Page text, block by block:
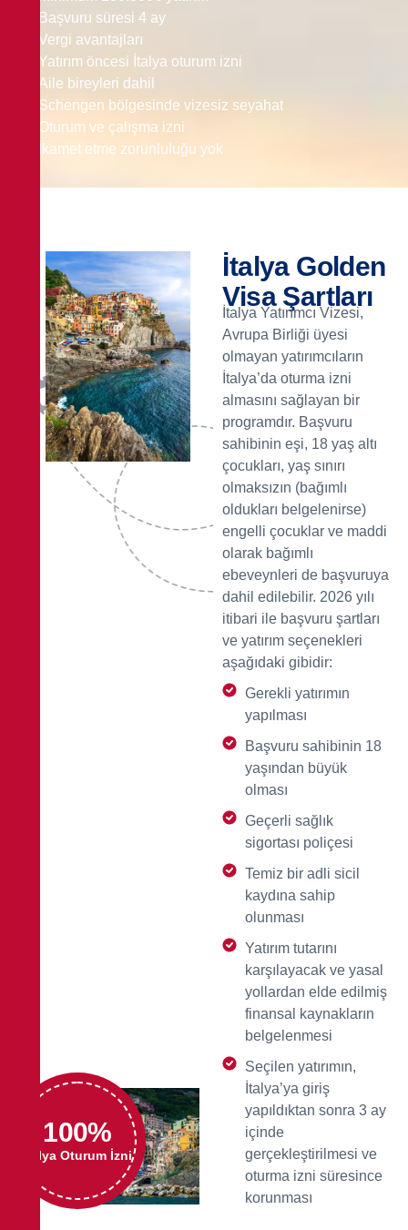
Başvuru süresi 4 ay
Vergi avantajları
Yatırım öncesi İtalya oturum izni
Aile bireyleri dahil
Schengen bölgesinde vizesiz seyahat
Oturum ve çalışma izni
İkamet etme zorunluluğu yok
İtalya Oturum İzni
100%
İtalya Golden
Visa Şartları
İtalya Yatırımcı Vizesi,
Avrupa Birliği üyesi
olmayan yatırımcıların
İtalya’da oturma izni
almasını sağlayan bir
programdır. Başvuru
sahibinin eşi, 18 yaş altı
çocukları, yaş sınırı
olmaksızın (bağımlı
oldukları belgelenirse)
engelli çocuklar ve maddi
olarak bağımlı
ebeveynleri de başvuruya
dahil edilebilir. 2026 yılı
itibari ile başvuru şartları
ve yatırım seçenekleri
aşağıdaki gibidir:
Gerekli yatırımın
yapılması
Başvuru sahibinin 18
yaşından büyük
olması
Geçerli sağlık
sigortası poliçesi
Temiz bir adli sicil
kaydına sahip
olunması
Yatırım tutarını
karşılayacak ve yasal
yollardan elde edilmiş
finansal kaynakların
belgelenmesi
Seçilen yatırımın,
İtalya’ya giriş
yapıldıktan sonra 3 ay
içinde
gerçekleştirilmesi ve
oturma izni süresince
korunması